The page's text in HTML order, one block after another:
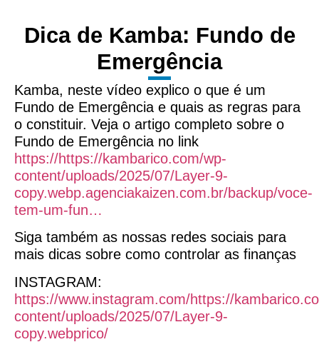
Dica de Kamba: Fundo de
Emergência
Kamba, neste vídeo explico o que é um
Fundo de Emergência e quais as regras para
o constituir. Veja o artigo completo sobre o
Fundo de Emergência no link
https://https://kambarico.com/wp-
content/uploads/2025/07/Layer-9-
copy.webp.agenciakaizen.com.br/backup/voce-
tem-um-fun…
Siga também as nossas redes sociais para
mais dicas sobre como controlar as finanças
INSTAGRAM:
https://www.instagram.com/https://
content/uploads/2025/07/Layer-9-
copy.webprico/